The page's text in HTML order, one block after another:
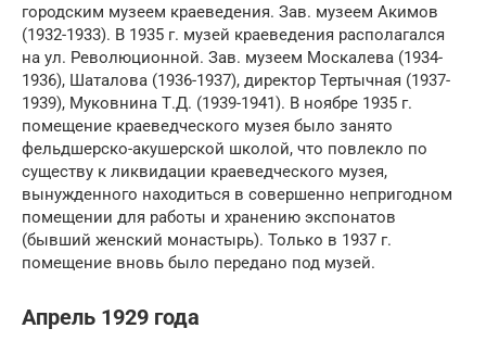
городским музеем краеведения. Зав. музеем Акимов
(1932-1933). В 1935 г. музей краеведения располагался
на ул. Революционной. Зав. музеем Москалева (1934-
1936), Шаталова (1936-1937), директор Тертычная (1937-
1939), Муковнина Т.Д. (1939-1941). В ноябре 1935 г.
помещение краеведческого музея было занято
фельдшерско-акушерской школой, что повлекло по
существу к ликвидации краеведческого музея,
вынужденного находиться в совершенно непригодном
помещении для работы и хранению экспонатов
(бывший женский монастырь). Только в 1937 г.
помещение вновь было передано под музей.
Апрель 1929 года